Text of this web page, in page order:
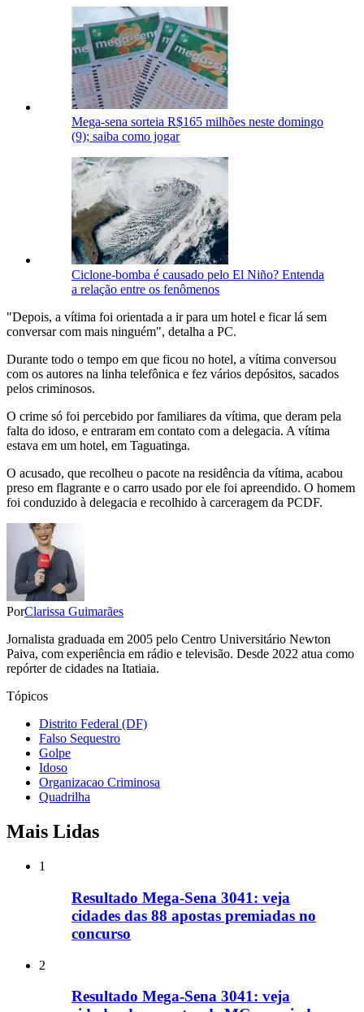
Mega-sena sorteia R$165 milhões neste domingo
(9); saiba como jogar
Ciclone-bomba é causado pelo El Niño? Entenda
a relação entre os fenômenos
"Depois, a vítima foi orientada a ir para um hotel e ficar lá sem
conversar com mais ninguém", detalha a PC.
Durante todo o tempo em que ficou no hotel, a vítima conversou
com os autores na linha telefônica e fez vários depósitos, sacados
pelos criminosos.
O crime só foi percebido por familiares da vítima, que deram pela
falta do idoso, e entraram em contato com a delegacia. A vítima
estava em um hotel, em Taguatinga.
O acusado, que recolheu o pacote na residência da vítima, acabou
preso em flagrante e o carro usado por ele foi apreendido. O homem
foi conduzido à delegacia e recolhido à carceragem da PCDF.
PorClarissa Guimarães
Jornalista graduada em 2005 pelo Centro Universitário Newton
Paiva, com experiência em rádio e televisão. Desde 2022 atua como
repórter de cidades na Itatiaia.
Tópicos
Distrito Federal (DF)
Falso Sequestro
Golpe
Idoso
Organizacao Criminosa
Quadrilha
Mais Lidas
1
Resultado Mega-Sena 3041: veja
cidades das 88 apostas premiadas no
concurso
2
Resultado Mega-Sena 3041: veja